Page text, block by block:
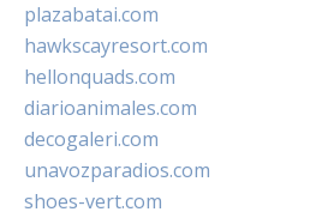
plazabatai.com
hawkscayresort.com
hellonquads.com
diarioanimales.com
decogaleri.com
unavozparadios.com
shoes-vert.com